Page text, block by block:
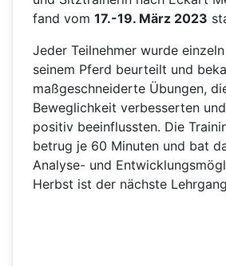
fand vom 17.-19. März 2023
Jeder Teilnehmer wurde
seinem Pferd beurteilt und
maßgeschneiderte Übungen,
Beweglichkeit verbesserten
positiv beeinflussten. Die
betrug je 60 Minuten und bat
Analyse- und
Herbst ist der nächste